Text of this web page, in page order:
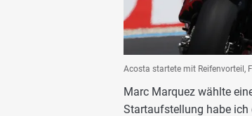
Acosta startete mit Reifenvorteil,
Marc Marquez wählte
Startaufstellung habe ich